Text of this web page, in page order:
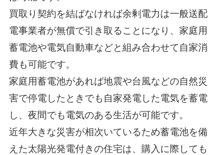
買取り契約を結ばなければ余剰電力は一般送配
電事業者が無償で引き取ることになり、家庭用
蓄電池や電気自動車などと組み合わせて自家消
費も可能です。
家庭用蓄電池があれば地震や台風などの自然災
害で停電したときでも自家発電した電気を蓄電
し、夜間でも電気のある生活が可能です。
近年大きな災害が相次いているため蓄電池を備
えた太陽光発電付きの住宅は、購入に際しても